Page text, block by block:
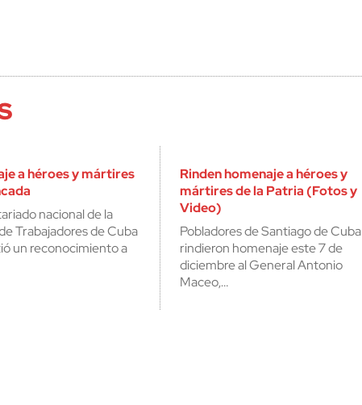
a héroes y mártires
nacional de la
Trabajadores de Cuba
un reconocimiento a
Rinden homenaje a héroes y
mártires de la Patria (Fotos y
Video)
Pobladores de Santiago de Cuba
rindieron homenaje este 7 de
diciembre al General Antonio
Maceo,…